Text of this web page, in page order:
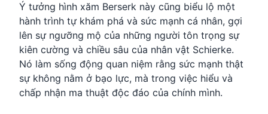
Ý tưởng hình xăm Berserk này cũng biểu lộ một
hành trình tự khám phá và sức mạnh cá nhân, gợi
lên sự ngưỡng mộ của những người tôn trọng sự
kiên cường và chiều sâu của nhân vật Schierke.
Nó làm sống động quan niệm rằng sức mạnh thật
sự không nằm ở bạo lực, mà trong việc hiểu và
chấp nhận ma thuật độc đáo của chính mình.